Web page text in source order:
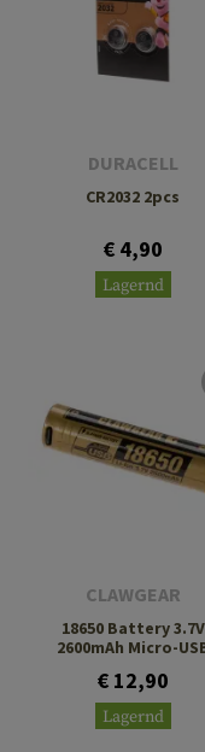
DURACELL
CR2032 2pcs
€ 4,90
Lagernd
CLAWGEAR
18650 Battery 3.7V
2600mAh Micro-
€ 12,90
Lagernd